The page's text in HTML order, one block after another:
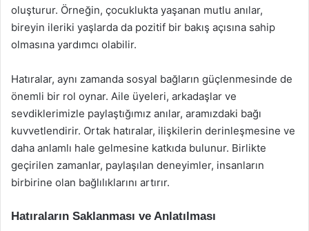
oluşturur. Örneğin, çocuklukta yaşanan mutlu anılar,
bireyin ileriki yaşlarda da pozitif bir bakış açısına sahip
olmasına yardımcı olabilir.
Hatıralar, aynı zamanda sosyal bağların güçlenmesinde de
önemli bir rol oynar. Aile üyeleri, arkadaşlar ve
sevdiklerimizle paylaştığımız anılar, aramızdaki bağı
kuvvetlendirir. Ortak hatıralar, ilişkilerin derinleşmesine ve
daha anlamlı hale gelmesine katkıda bulunur. Birlikte
geçirilen zamanlar, paylaşılan deneyimler, insanların
birbirine olan bağlılıklarını artırır.
Hatıraların Saklanması ve Anlatılması